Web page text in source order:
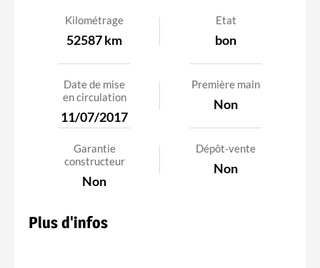
Kilométrage
52587 km
Etat
bon
Date de mise
en circulation
11/07/2017
Première main
Non
Garantie
constructeur
Non
Dépôt-vente
Non
Plus d'infos